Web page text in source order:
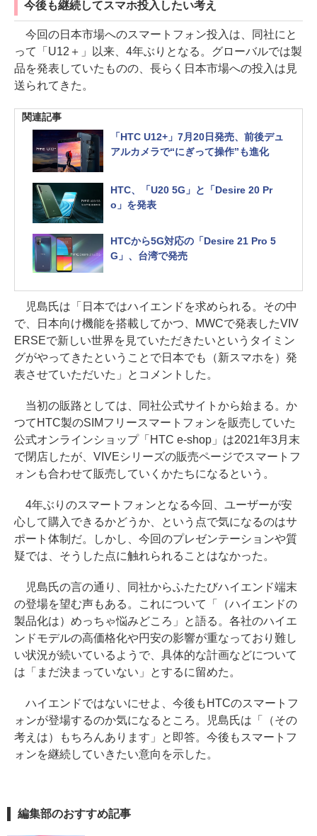
今後も継続してスマホ投入したい考え
今回の日本市場へのスマートフォン投入は、同社にと
って「U12＋」以来、4年ぶりとなる。グローバルでは製
品を発表していたものの、長らく日本市場への投入は見
送られてきた。
関連記事
「HTC U12+」7月20日発売、前後デュ
アルカメラで“にぎって操作”も進化
HTC、「U20 5G」と「Desire 20 Pr
o」を発表
HTCから5G対応の「Desire 21 Pro 5
G」、台湾で発売
児島氏は「日本ではハイエンドを求められる。その中
で、日本向け機能を搭載してかつ、MWCで発表したVIV
ERSEで新しい世界を見ていただきたいというタイミン
グがやってきたということで日本でも（新スマホを）発
表させていただいた」とコメントした。
当初の販路としては、同社公式サイトから始まる。か
つてHTC製のSIMフリースマートフォンを販売していた
公式オンラインショップ「HTC e-shop」は2021年3月末
で閉店したが、VIVEシリーズの販売ページでスマートフ
ォンも合わせて販売していくかたちになるという。
4年ぶりのスマートフォンとなる今回、ユーザーが安
心して購入できるかどうか、という点で気になるのはサ
ポート体制だ。しかし、今回のプレゼンテーションや質
疑では、そうした点に触れられることはなかった。
児島氏の言の通り、同社からふたたびハイエンド端末
の登場を望む声もある。これについて「（ハイエンドの
製品化は）めっちゃ悩みどころ」と語る。各社のハイエ
ンドモデルの高価格化や円安の影響が重なっており難し
い状況が続いているようで、具体的な計画などについて
は「まだ決まっていない」とするに留めた。
ハイエンドではないにせよ、今後もHTCのスマートフ
ォンが登場するのか気になるところ。児島氏は「（その
考えは）もちろんあります」と即答。今後もスマートフ
ォンを継続していきたい意向を示した。
編集部のおすすめ記事